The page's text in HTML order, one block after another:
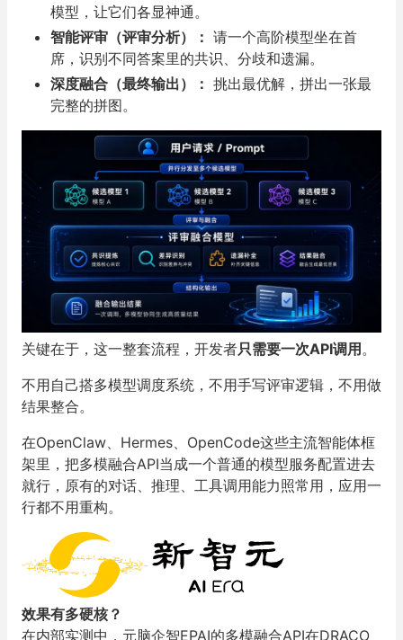
模型，让它们各显神通。
智能评审（评审分析）： 请一个高阶模型坐在首
席，识别不同答案里的共识、分歧和遗漏。
深度融合（最终输出）： 挑出最优解，拼出一张最
完整的拼图。
关键在于，这一整套流程，开发者只需要一次API调用。
不用自己搭多模型调度系统，不用手写评审逻辑，不用做
结果整合。
在OpenClaw、Hermes、OpenCode这些主流智能体框
架里，把多模融合API当成一个普通的模型服务配置进去
就行，原有的对话、推理、工具调用能力照常用，应用一
行都不用重构。
效果有多硬核？
在内部实测中，元脑企智EPAI的多模融合API在DRACO